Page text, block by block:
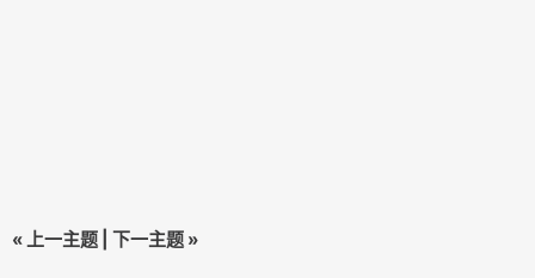
« 上一主题 下一主题 »